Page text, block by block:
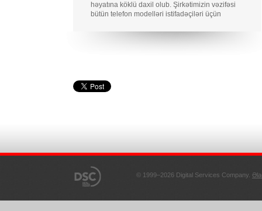
həyatına köklü daxil olub. Şirkətimizin vəzifəsi
bütün telefon modelləri istifadəçiləri üçün
smartfon almağa məcbur etmədən.
© 1999–2026 Digital Services Company.